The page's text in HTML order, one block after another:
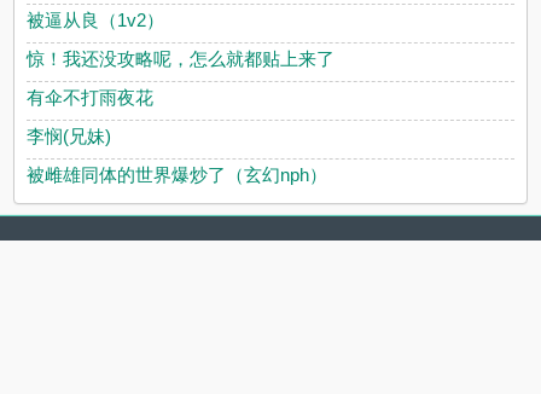
被逼从良（1v2）
惊！我还没攻略呢，怎么就都贴上来了
有伞不打雨夜花
李悯(兄妹)
被雌雄同体的世界爆炒了（玄幻nph）